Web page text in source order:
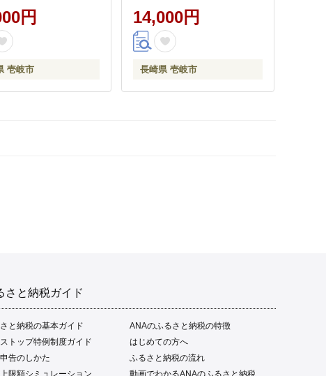
円
壱岐市
14,000円
長崎県 壱岐市
さと納税ガイド
と納税の基本ガイド
ANAのふるさと納税の特徴
トップ特例制度ガイド
はじめての方へ
告のしかた
ふるさと納税の流れ
限額シミュレーション
動画でわかるANAのふるさと納税